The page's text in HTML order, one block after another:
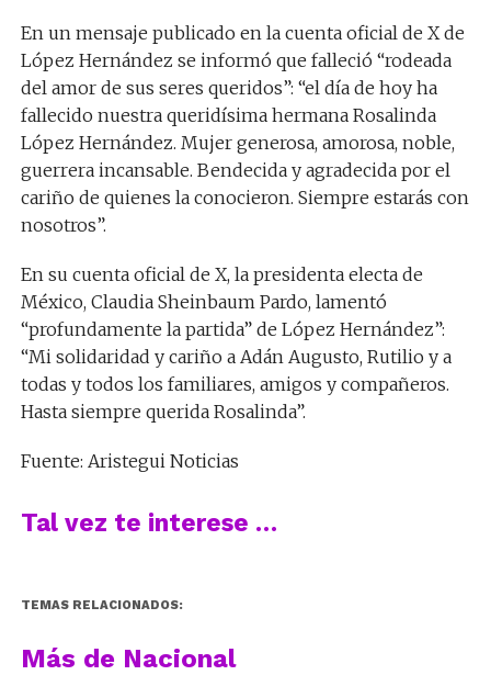
En un mensaje publicado en la cuenta oficial de X de
López Hernández se informó que falleció “rodeada
del amor de sus seres queridos”: “el día de hoy ha
fallecido nuestra queridísima hermana Rosalinda
López Hernández. Mujer generosa, amorosa, noble,
guerrera incansable. Bendecida y agradecida por el
cariño de quienes la conocieron. Siempre estarás con
nosotros”.
En su cuenta oficial de X, la presidenta electa de
México, Claudia Sheinbaum Pardo, lamentó
“profundamente la partida” de López Hernández”:
“Mi solidaridad y cariño a Adán Augusto, Rutilio y a
todas y todos los familiares, amigos y compañeros.
Hasta siempre querida Rosalinda”.
Fuente: Aristegui Noticias
Tal vez te interese …
TEMAS RELACIONADOS:
Más de Nacional